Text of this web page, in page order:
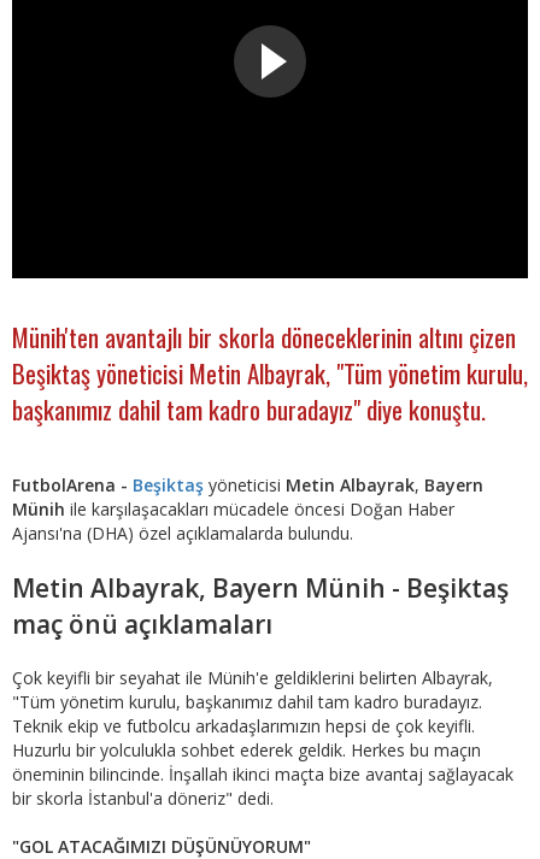
Münih'ten avantajlı bir skorla döneceklerinin altını çizen
Beşiktaş yöneticisi Metin Albayrak, "Tüm yönetim kurulu,
başkanımız dahil tam kadro buradayız" diye konuştu.
FutbolArena - Beşiktaş yöneticisi Metin Albayrak, Bayern
Münih ile karşılaşacakları mücadele öncesi Doğan Haber
Ajansı'na (DHA) özel açıklamalarda bulundu.
Metin Albayrak, Bayern Münih - Beşiktaş
maç önü açıklamaları
Çok keyifli bir seyahat ile Münih'e geldiklerini belirten Albayrak,
"Tüm yönetim kurulu, başkanımız dahil tam kadro buradayız.
Teknik ekip ve futbolcu arkadaşlarımızın hepsi de çok keyifli.
Huzurlu bir yolculukla sohbet ederek geldik. Herkes bu maçın
öneminin bilincinde. İnşallah ikinci maçta bize avantaj sağlayacak
bir skorla İstanbul'a döneriz" dedi.
"GOL ATACAĞIMIZI DÜŞÜNÜYORUM"